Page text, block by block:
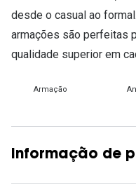
desde o casual ao
armações são perfeitas
qualidade superior em
Armação
Informação de